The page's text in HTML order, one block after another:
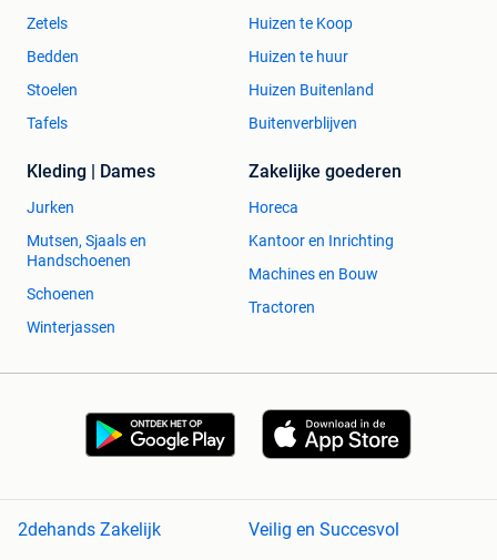
Zetels
Bedden
Stoelen
Tafels
Huizen te Koop
Huizen te huur
Huizen Buitenland
Buitenverblijven
Kleding | Dames
Jurken
Mutsen, Sjaals en
Handschoenen
Schoenen
Winterjassen
Zakelijke goederen
Horeca
Kantoor en Inrichting
Machines en Bouw
Tractoren
2dehands Zakelijk Veilig en Succesvol